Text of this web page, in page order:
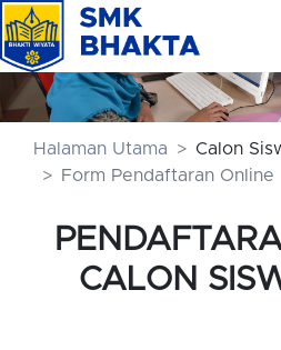
Halaman Utama
Calon
Form Pendaftaran Online
CALON